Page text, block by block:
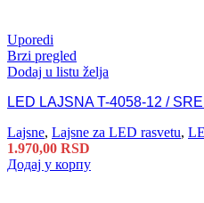
Uporedi
Brzi pregled
Dodaj u listu želja
LED LAJSNA T-4058-12 /
Lajsne, Lajsne za LED rasvetu,
1.970,00 RSD
Додај у корпу